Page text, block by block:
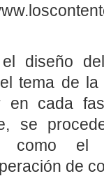
diseño
tema de
en cada
se
como
de